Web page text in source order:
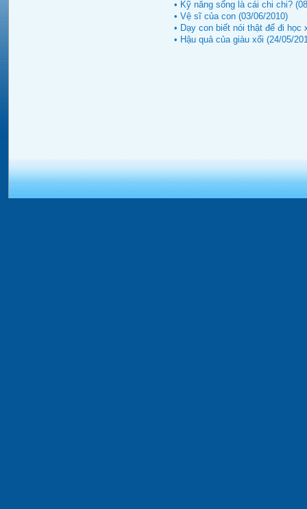
• Kỹ năng sống là cái chi chi?
• Vệ sĩ của con (03/06/2010)
• Dạy con biết nói thật để đi học
• Hậu quả của giàu xổi (24/05/